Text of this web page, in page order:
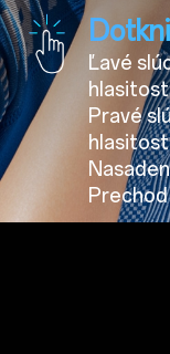
Ľavé
Pravé